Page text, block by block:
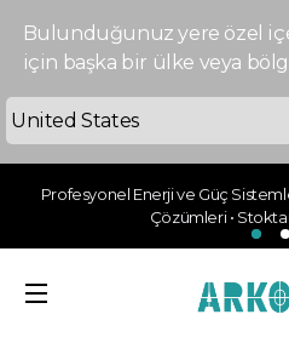
Bulunduğunuz yere özel
için başka bir ülke veya
Profesyonel Enerji ve Güç
Çözümleri •